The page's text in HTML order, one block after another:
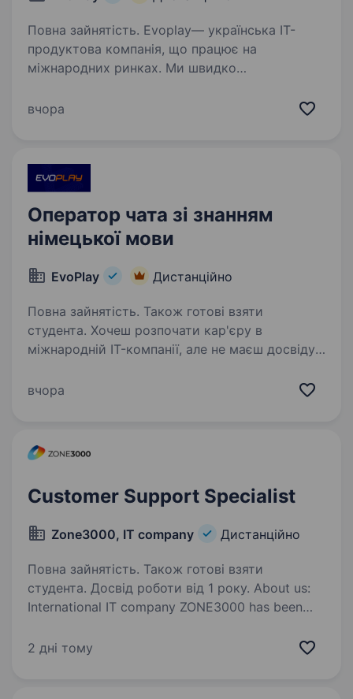
Повна зайнятість. Evoplay— українська ІТ-
продуктова компанія, що працює на
міжнародних ринках. Ми швидко
високоякісних продуктів, рішень і послуг
вчора
Оператор чата зі знанням
німецької мови
EvoPlay Дистанційно
Повна зайнятість. Також готові взяти
студента. Хочеш розпочати кар'єру в
міжнародній IT-компанії, але не маєш досвіду?
один із лідерів у розробці інноваційних рішень
вчора
Customer Support Specialist
Zone3000, IT company Дистанційно
Повна зайнятість. Також готові взяти
студента. Досвід роботи від 1 року. About us:
International IT company ZONE3000 has been
supporting web services (domain registration,
2 дні тому